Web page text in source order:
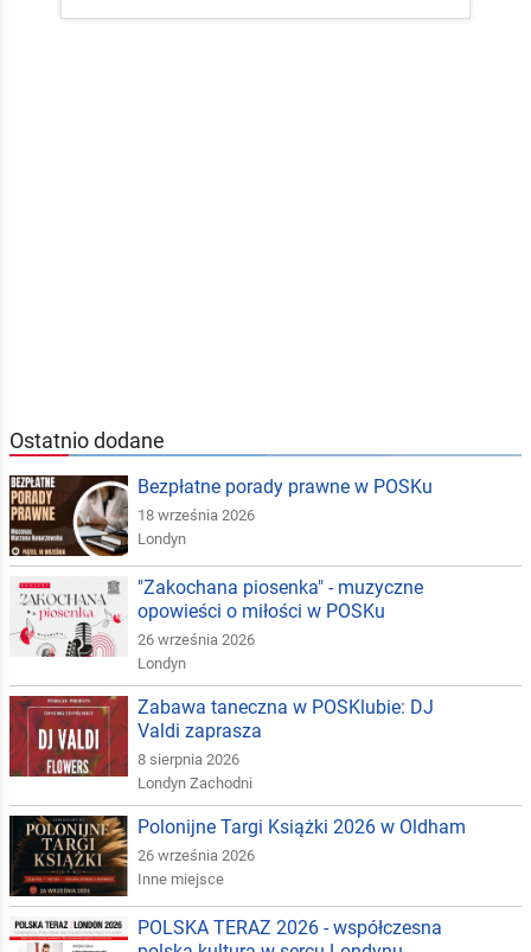
Ostatnio dodane
Bezpłatne porady prawne w POSKu
18 września 2026
Londyn
"Zakochana piosenka" - muzyczne
opowieści o miłości w POSKu
26 września 2026
Londyn
Zabawa taneczna w POSKlubie: DJ
Valdi zaprasza
8 sierpnia 2026
Londyn Zachodni
Polonijne Targi Książki 2026 w Oldham
26 września 2026
Inne miejsce
POLSKA TERAZ 2026 - współczesna